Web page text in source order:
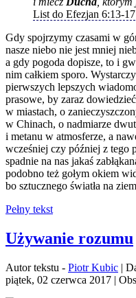
List do Efezjan 6:13-17
Gdy spojrzymy czasami w
nasze niebo nie jest mniej
a gdy pogoda dopisze, to i
nim całkiem sporo.
pierwszych lepszych
prasowe, by zaraz
w miastach, o
w Chinach, o nadmiarze
i metanu w atmosferze, a
wcześniej czy później z tego
spadnie na nas jakaś
podobno też gołym okiem
bo sztucznego światła na
Pełny tekst
Używanie rozumu
Autor tekstu - Piotr Kubic |
piątek, 02 czerwca 2017 |